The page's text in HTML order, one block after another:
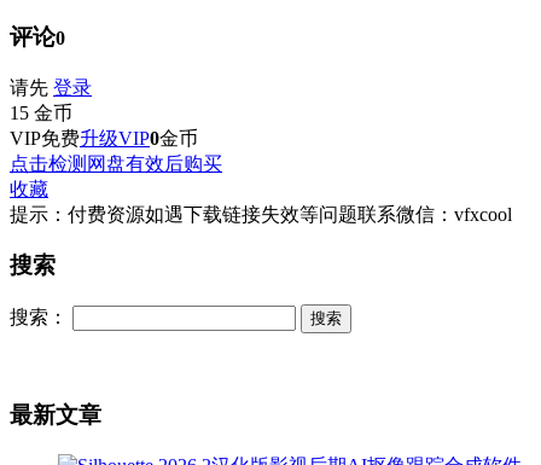
评论0
请先 登录
15 金币
VIP免费升级VIP0金币
点击检测网盘有效后购买
收藏
提示：付费资源如遇下载链接失效等问题联系微信：vfxcool
搜索
搜索：
最新文章